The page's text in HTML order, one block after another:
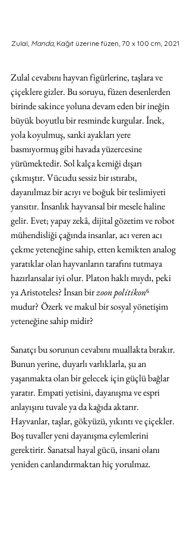
Zulal, Manda, Kağıt üzerine füzen, 70 x 100 cm, 2021
Zulal cevabını hayvan figürlerine, taşlara ve
çiçeklere gizler. Bu soruyu, füzen desenlerden
birinde sakince yoluna devam eden bir ineğin
büyük boyutlu bir resminde kurgular. İnek,
yola koyulmuş, sanki ayakları yere
basmıyormuş gibi havada yüzercesine
yürümektedir. Sol kalça kemiği dışarı
çıkmıştır. Vücudu sessiz bir ıstırabı,
dayanılmaz bir acıyı ve boğuk bir teslimiyeti
yansıtır. İnsanlık hayvansal bir mesele haline
gelir. Evet; yapay zekâ, dijital gözetim ve robot
mühendisliği çağında insanlar, acı veren acı
çekme yeteneğine sahip, etten kemikten analog
yaratıklar olan hayvanların tarafını tutmaya
hazırlansalar iyi olur. Platon haklı mıydı, peki
ya Aristoteles? İnsan bir zoon politikon⁶
mudur? Özerk ve makul bir sosyal yönetişim
yeteneğine sahip midir?
Sanatçı bu sorunun cevabını muallakta bırakır.
Bunun yerine, duyarlı varlıklarla, şu an
yaşanmakta olan bir gelecek için güçlü bağlar
yaratır. Empati yetisini, dayanışma ve espri
anlayışını tuvale ya da kağıda aktarır.
Hayvanlar, taşlar, gökyüzü, yıkıntı ve çiçekler.
Boş tuvaller yeni dayanışma eylemlerini
gerektirir. Sanatsal hayal gücü, insani olanı
yeniden canlandırmaktan hiç yorulmaz.